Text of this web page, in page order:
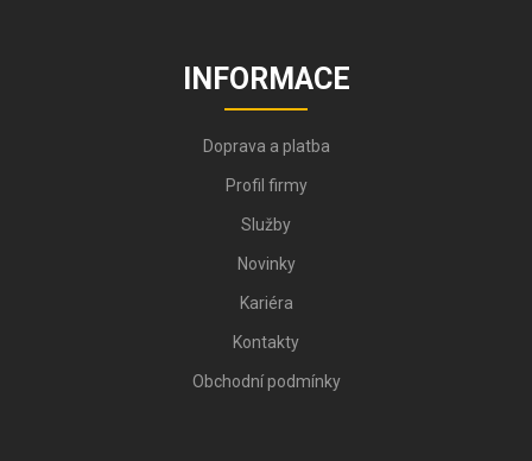
INFORMACE
Doprava a platba
Profil firmy
Služby
Novinky
Kariéra
Kontakty
Obchodní podmínky